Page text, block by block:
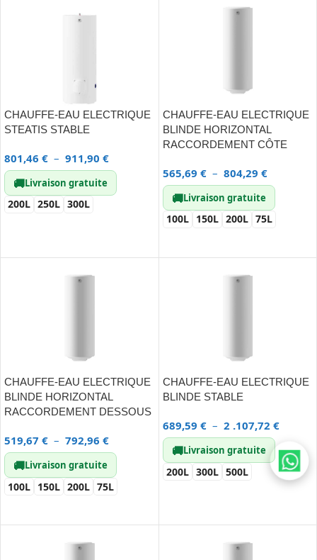
CHAUFFE-EAU ELECTRIQUE
STEATIS STABLE
801,46 € – 911,90 €
🚚Livraison gratuite
200L 250L 300L
CHAUFFE-EAU ELECTRIQUE
BLINDE HORIZONTAL
RACCORDEMENT CÔTE
565,69 € – 804,29 €
🚚Livraison gratuite
100L 150L 200L 75L
CHAUFFE-EAU ELECTRIQUE
BLINDE HORIZONTAL
RACCORDEMENT DESSOUS
519,67 € – 792,96 €
🚚Livraison gratuite
100L 150L 200L 75L
CHAUFFE-EAU ELECTRIQUE
BLINDE STABLE
689,59 € – 2 .107,72 €
🚚Livraison gratuite
200L 300L 500L